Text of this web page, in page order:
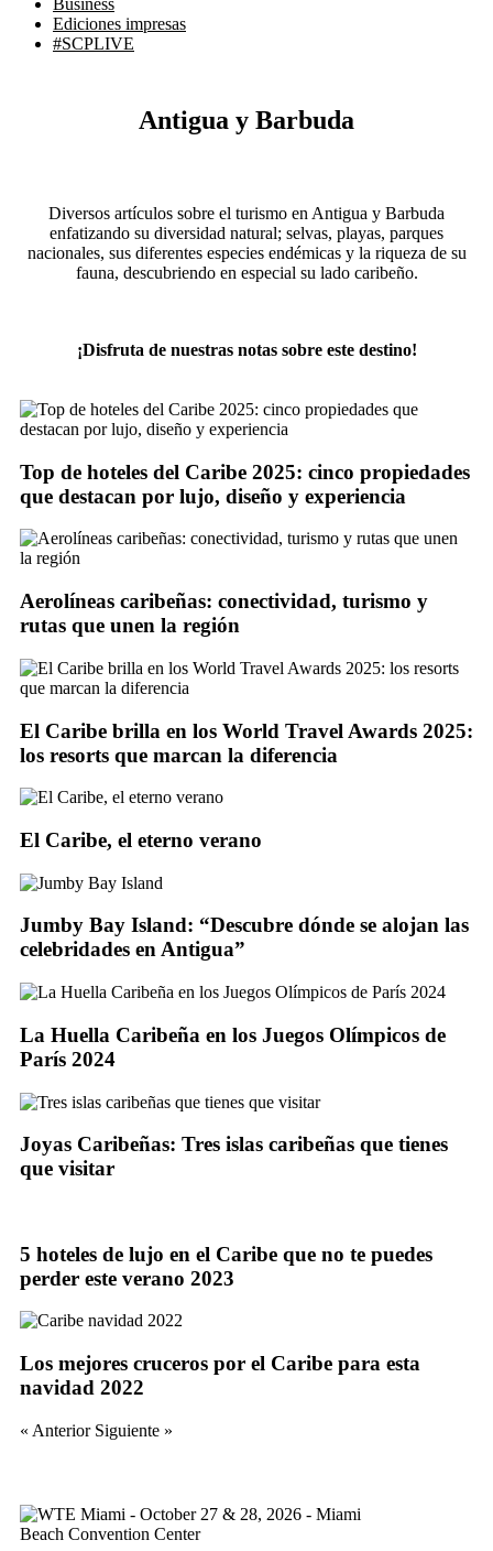
Business
Ediciones impresas
#SCPLIVE
Antigua y Barbuda
Diversos artículos sobre el turismo en Antigua y Barbuda
enfatizando su diversidad natural; selvas, playas, parques
nacionales, sus diferentes especies endémicas y la riqueza de su
fauna, descubriendo en especial su lado caribeño.
¡Disfruta de nuestras notas sobre este destino!
Top de hoteles del Caribe 2025: cinco propiedades
que destacan por lujo, diseño y experiencia
Aerolíneas caribeñas: conectividad, turismo y
rutas que unen la región
El Caribe brilla en los World Travel Awards 2025:
los resorts que marcan la diferencia
El Caribe, el eterno verano
Jumby Bay Island: “Descubre dónde se alojan las
celebridades en Antigua”
La Huella Caribeña en los Juegos Olímpicos de
París 2024
Joyas Caribeñas: Tres islas caribeñas que tienes
que visitar
5 hoteles de lujo en el Caribe que no te puedes
perder este verano 2023
Los mejores cruceros por el Caribe para esta
navidad 2022
« Anterior Siguiente »